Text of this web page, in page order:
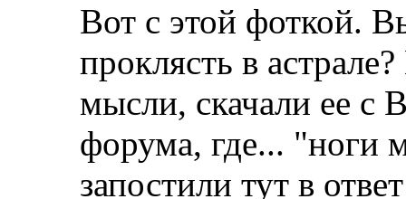
Вот с этой фоткой.
проклясть в
мысли, скачали ее с
форума, где... "ноги
запостили тут в